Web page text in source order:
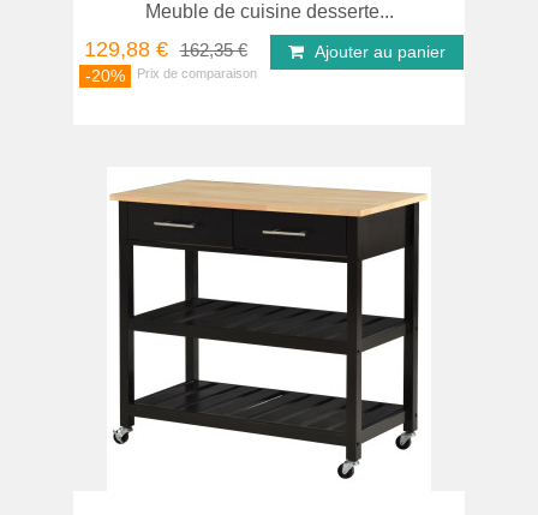
Meuble de cuisine desserte...
129,88 € 162,35 €
-20%
Ajouter au panier